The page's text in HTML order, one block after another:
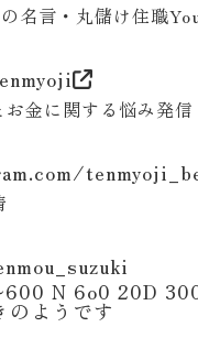
名言・丸儲け住職
金に関する悩み発信